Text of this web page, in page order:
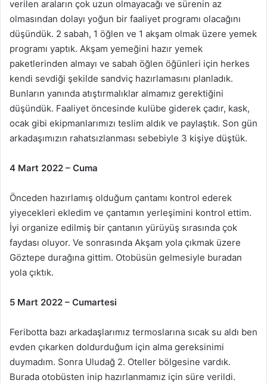
verilen araların çok uzun olmayacağı ve sürenin az
olmasından dolayı yoğun bir faaliyet programı olacağını
düşündük. 2 sabah, 1 öğlen ve 1 akşam olmak üzere yemek
programı yaptık. Akşam yemeğini hazır yemek
paketlerinden almayı ve sabah öğlen öğünleri için herkes
kendi sevdiği şekilde sandviç hazırlamasını planladık.
Bunların yanında atıştırmalıklar almamız gerektiğini
düşündük. Faaliyet öncesinde kulübe giderek çadır, kask,
ocak gibi ekipmanlarımızı teslim aldık ve paylaştık. Son gün
arkadaşımızın rahatsızlanması sebebiyle 3 kişiye düştük.
4 Mart 2022 – Cuma
Önceden hazırlamış olduğum çantamı kontrol ederek
yiyecekleri ekledim ve çantamın yerleşimini kontrol ettim.
İyi organize edilmiş bir çantanın yürüyüş sırasında çok
faydası oluyor. Ve sonrasında Akşam yola çıkmak üzere
Göztepe durağına gittim. Otobüsün gelmesiyle buradan
yola çıktık.
5 Mart 2022 – Cumartesi
Feribotta bazı arkadaşlarımız termoslarına sıcak su aldı ben
evden çıkarken doldurduğum için alma gereksinimi
duymadım. Sonra Uludağ 2. Oteller bölgesine vardık.
Burada otobüsten inip hazırlanmamız için süre verildi.